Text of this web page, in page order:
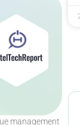
management